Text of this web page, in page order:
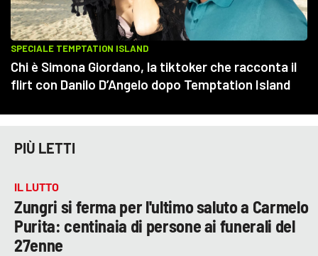
PIÙ LETTI
IL LUTTO
Zungri si ferma per l'ultimo saluto a Carmelo
Purita: centinaia di persone ai funerali del
27enne